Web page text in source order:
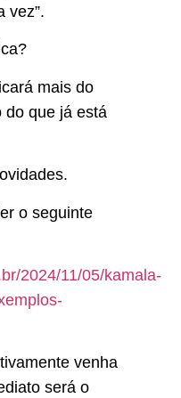
vez”.
mais do
do que já está
o seguinte
2024/11/05/kamala-
venha
será o